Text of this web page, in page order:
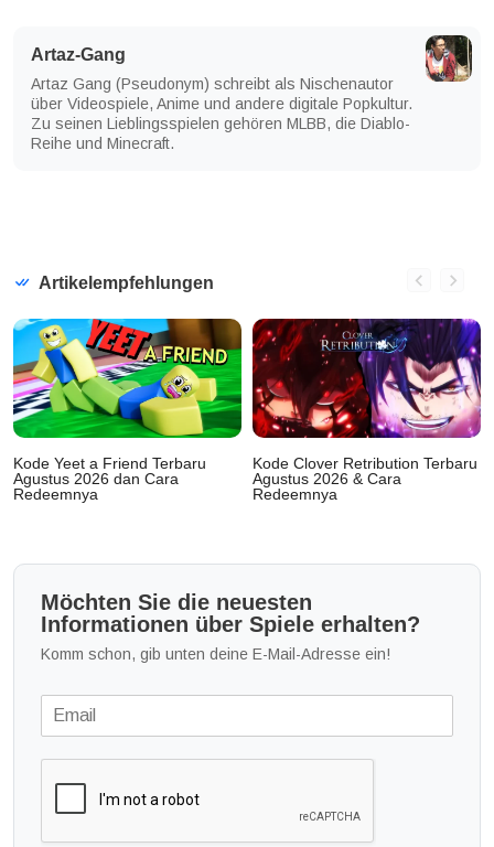
Artaz-Gang
Artaz Gang (Pseudonym) schreibt als Nischenautor
über Videospiele, Anime und andere digitale Popkultur.
Zu seinen Lieblingsspielen gehören MLBB, die Diablo-
Reihe und Minecraft.
Artikelempfehlungen
Kode Yeet a Friend Terbaru
Agustus 2026 dan Cara
Redeemnya
Kode Clover Retribution Terbaru
Agustus 2026 & Cara
Redeemnya
Möchten Sie die neuesten
Informationen über Spiele erhalten?
Komm schon, gib unten deine E-Mail-Adresse ein!